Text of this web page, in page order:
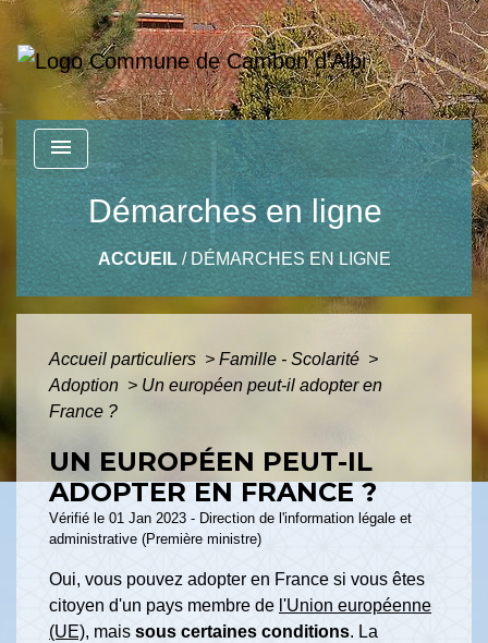
menu
Démarches en ligne
ACCUEIL/ DÉMARCHES EN LIGNE
Accueil particuliers > Famille - Scolarité >
Adoption > Un européen peut-il adopter en
France ?
UN EUROPÉEN PEUT-IL
ADOPTER EN FRANCE ?
Vérifié le 01 Jan 2023 - Direction de l'information légale et
administrative (Première ministre)
Oui, vous pouvez adopter en France si vous êtes
citoyen d'un pays membre de l'Union européenne
(UE), mais sous certaines conditions. La